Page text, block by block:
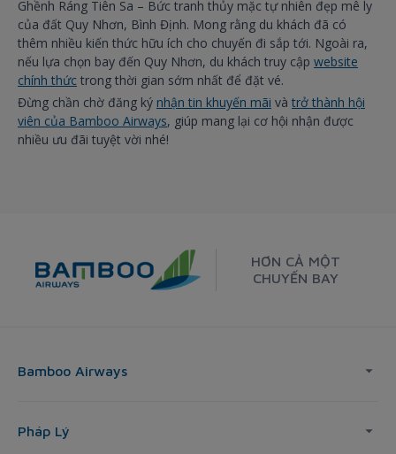
Ghềnh Ráng Tiên Sa – Bức tranh thủy mặc tự nhiên đẹp mê ly
của đất Quy Nhơn, Bình Định. Mong rằng du khách đã có
thêm nhiều kiến thức hữu ích cho chuyến đi sắp tới. Ngoài ra,
nếu lựa chọn bay đến Quy Nhơn, du khách truy cập website
chính thức trong thời gian sớm nhất để đặt vé.
Đừng chần chờ đăng ký nhận tin khuyến mãi và trở thành hội
viên của Bamboo Airways, giúp mang lại cơ hội nhận được
nhiều ưu đãi tuyệt vời nhé!
HƠN CẢ MỘT
CHUYẾN BAY
Bamboo Airways
Pháp Lý